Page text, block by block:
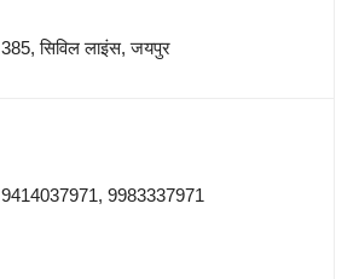
385, सिविल लाइंस, जयपुर
9414037971, 9983337971